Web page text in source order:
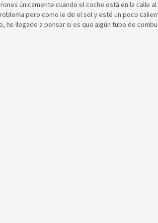
únicamente cuando el coche está en la calle
pero como le de el sol y esté un poco
he llegado a pensar si es que algún tubo de